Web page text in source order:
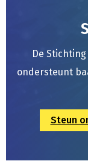
De
ondersteunt
Steun